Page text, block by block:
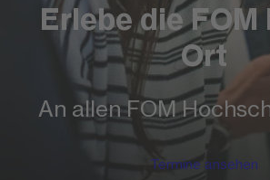
Erlebe die FOM
Ort
An allen FOM
Termine ansehen